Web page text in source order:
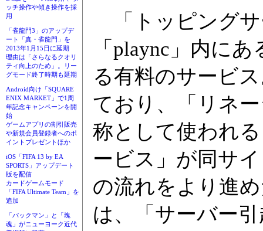
ッチ操作や傾き操作を採
用
「雀龍門3」のアップデ
ート「真・雀龍門」を
2013年1月15日に延期
理由は「さらなるクオリ
ティ向上のため」。リー
グモード終了時期も延期
Android向け「SQUARE
ENIX MARKET」で1周
年記念キャンペーンを開
始
ゲームアプリの割引販売
や新規会員登録者へのポ
イントプレゼントほか
iOS「FIFA 13 by EA
SPORTS」アップデート
版を配信
カードゲームモード
「FIFA Ultimate Team」を
追加
「パックマン」と「塊
魂」がニューヨーク近代
「トッピングサ
「plaync」内に
る有料のサービ
ており、「リネ
称として使われ
ービス」が同サ
の流れをより進
は、「サーバー